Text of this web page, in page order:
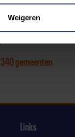
Weigeren
340 gemeenten
Links